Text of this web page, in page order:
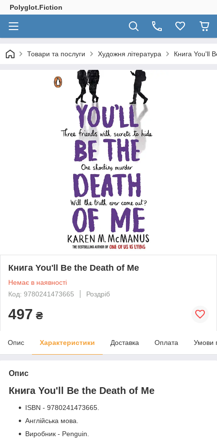
Polyglot.Fiction
Товари та послуги Художня література Книга You'll
Книга You'll Be the Death of Me
Немає в наявності
Код: 9780241473665
Роздріб
497 ₴
Опис Характеристики Доставка Оплата Умови
Опис
Книга You'll Be the Death of Me
ISBN - 9780241473665.
Англійська мова.
Виробник - Penguin.